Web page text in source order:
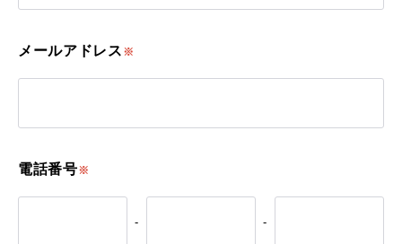
メールアドレス ※
電話番号※
- -